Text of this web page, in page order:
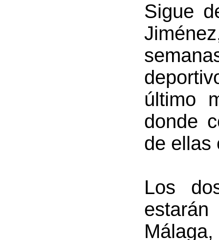
Sigue
último
donde
de ellas
Los